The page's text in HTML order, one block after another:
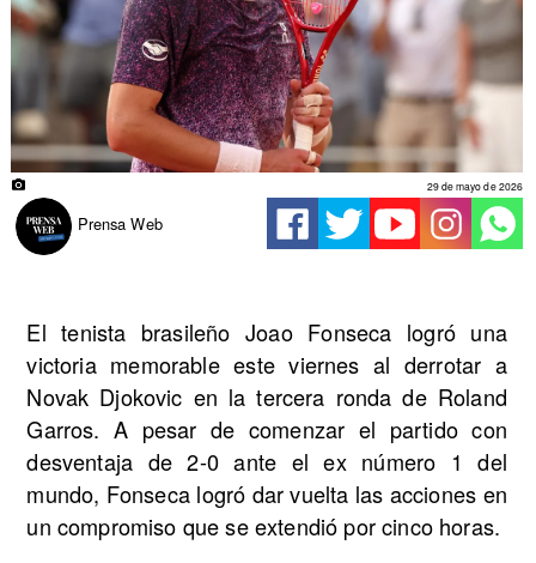
Prensa Web
29 de mayo de 2026
El tenista brasileño Joao Fonseca logró una
victoria memorable este viernes al derrotar a
Novak Djokovic en la tercera ronda de Roland
Garros. A pesar de comenzar el partido con
desventaja de 2-0 ante el ex número 1 del
mundo, Fonseca logró dar vuelta las acciones en
un compromiso que se extendió por cinco horas.